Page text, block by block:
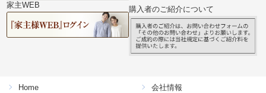
家主WEB 購入者のご紹介について
Home 会社情報